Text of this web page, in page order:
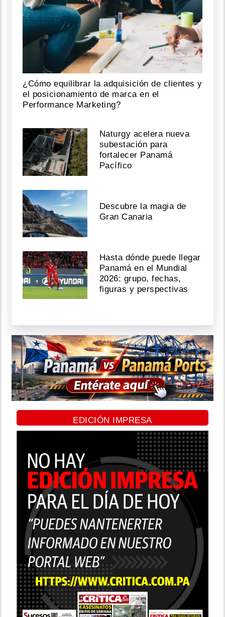
¿Cómo equilibrar la adquisición de clientes y
el posicionamiento de marca en el
Performance Marketing?
Naturgy acelera nueva
subestación para
fortalecer Panamá
Pacífico
Descubre la magia de
Gran Canaria
Hasta dónde puede llegar
Panamá en el Mundial
2026: grupo, fechas,
figuras y perspectivas
EDICIÓN IMPRESA